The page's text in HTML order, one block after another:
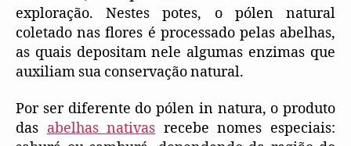
exploração. Nestes potes, o pólen natural
coletado nas flores é processado pelas abelhas,
as quais depositam nele algumas enzimas que
auxiliam sua conservação natural.
Por ser diferente do pólen in natura, o produto
das abelhas nativas recebe nomes especiais: